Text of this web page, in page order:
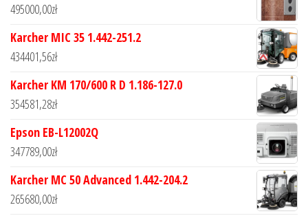
495000,00zł
Karcher MIC 35 1.442-251.2
434401,56zł
Karcher KM 170/600 R D 1.186-127.0
354581,28zł
Epson EB-L12002Q
347789,00zł
Karcher MC 50 Advanced 1.442-204.2
265680,00zł